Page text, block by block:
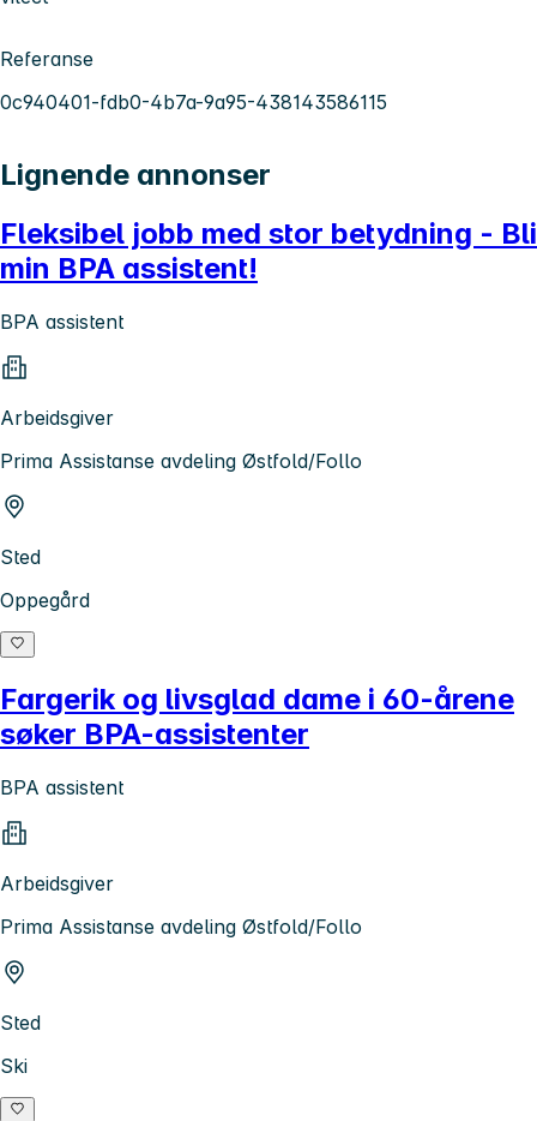
Referanse
0c940401-fdb0-4b7a-9a95-438143586115
Lignende annonser
Fleksibel jobb med stor betydning - Bli
min BPA assistent!
BPA assistent
Arbeidsgiver
Prima Assistanse avdeling Østfold/Follo
Sted
Oppegård
Fargerik og livsglad dame i 60-årene
søker BPA-assistenter
BPA assistent
Arbeidsgiver
Prima Assistanse avdeling Østfold/Follo
Sted
Ski